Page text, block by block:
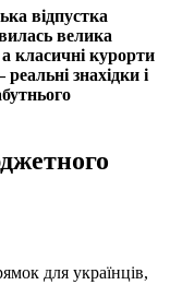
відпустка
велика
класичні курорти
знахідки і
для українців,